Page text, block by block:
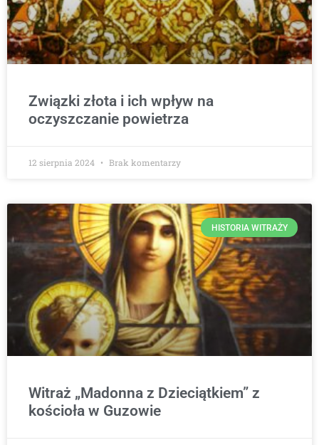
Związki złota i ich wpływ na
oczyszczanie powietrza
12 sierpnia 2024 Brak komentarzy
HISTORIA WITRAŻY
Witraż „Madonna z Dzieciątkiem” z
kościoła w Guzowie